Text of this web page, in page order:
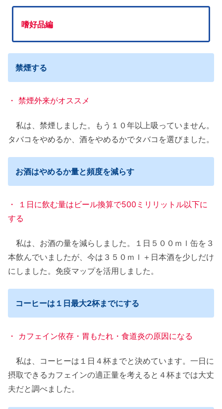
嗜好品編
禁煙する
・ 禁煙外来がオススメ
私は、禁煙しました。もう１０年以上吸っていません。
タバコをやめるか、酒をやめるかでタバコを選びました。
お酒はやめるか量と頻度を減らす
・ １日に飲む量はビール換算で500ミリリットル以下に
する
私は、お酒の量を減らしました。１日５００ｍｌ缶を３
本飲んでいましたが、今は３５０ｍｌ＋日本酒を少しだけ
にしました。免疫マップを活用しました。
コーヒーは１日最大2杯までにする
・ カフェイン依存・胃もたれ・食道炎の原因になる
私は、コーヒーは１日４杯までと決めています。一日に
摂取できるカフェインの適正量を考えると４杯までは大丈
夫だと調べました。